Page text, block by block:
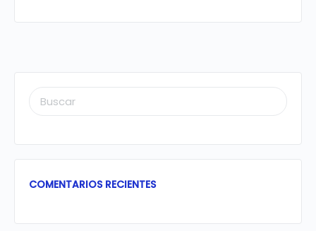
BUSCAR:
COMENTARIOS RECIENTES